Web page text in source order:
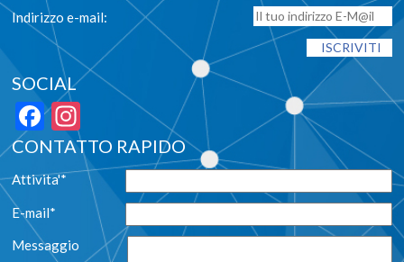
Indirizzo e-mail:
SOCIAL
Facebook
Instagram
CONTATTO RAPIDO
Attivita'*
E-mail*
Messaggio